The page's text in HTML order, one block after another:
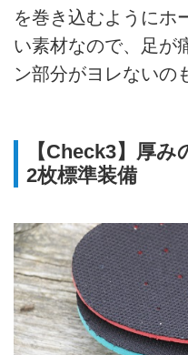
を巻き込むようにホ
い素材なので、足が
ン部分がヨレないの
【Check3】厚
2枚標準装備